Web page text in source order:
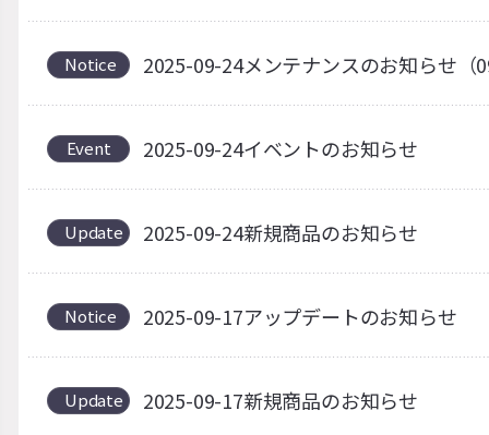
Notice 2025-09-24メンテナンスのお知らせ（
Event 2025-09-24イベントのお知らせ
Update 2025-09-24新規商品のお知らせ
Notice 2025-09-17アップデートのお知らせ
Update 2025-09-17新規商品のお知らせ